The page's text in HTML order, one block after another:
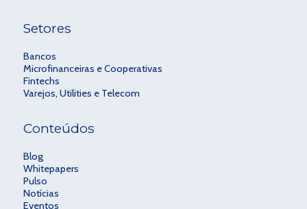
Setores
Bancos
Microfinanceiras e Cooperativas
Fintechs
Varejos, Utilities e Telecom
Conteúdos
Blog
Whitepapers
Pulso
Notícias
Eventos